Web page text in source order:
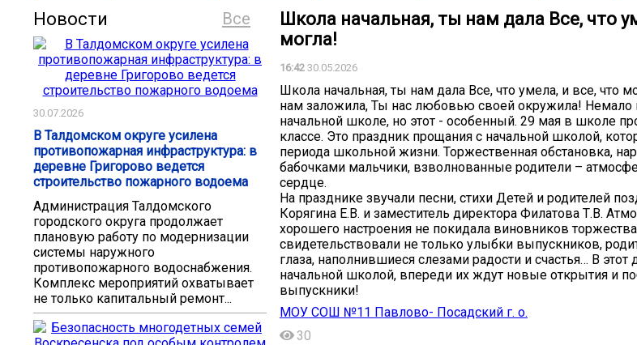
Все
Новости
30.07.2026
В Талдомском округе усилена
противопожарная инфраструктура: в
деревне Григорово ведется
строительство пожарного водоема
Администрация Талдомского
городского округа продолжает
плановую работу по модернизации
системы наружного
противопожарного водоснабжения.
Комплекс мероприятий охватывает
не только капитальный ремонт...
Школа начальная, ты нам дала Все, что
могла!
16:42 30.05.2026
Школа начальная, ты нам дала Все, что умела, и все, что
нам заложила, Ты нас любовью своей окружила! ️Немало
начальной школе, но этот - особенный. 29 мая в школе
классе. Это праздник прощания с начальной школой,
периода школьной жизни. Торжественная обстановка,
бабочками мальчики, взволнованные родители –
сердце.️
На празднике звучали песни, стихи Детей и родителей
Корягина Е.В. и заместитель директора Филатова Т.В.
хорошего настроения не покидала виновников
свидетельствовали не только улыбки выпускников,
глаза, наполнившиеся слезами радости и счастья… В этот
начальной школой, впереди их ждут новые открытия и
выпускники! ️
МОУ СОШ №11 Павлово- Посадский г. о.
30